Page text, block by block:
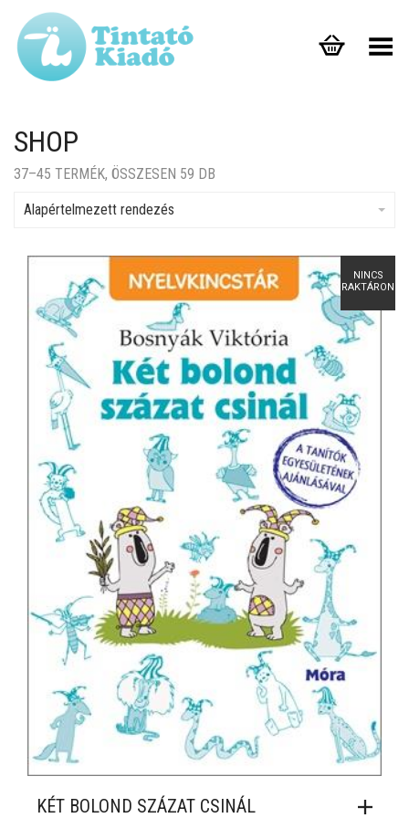
Toggle Menu
SHOP
37–45 TERMÉK, ÖSSZESEN 59 DB
Alapértelmezett rendezés
NINCS
RAKTÁRON
KÉT BOLOND SZÁZAT CSINÁL